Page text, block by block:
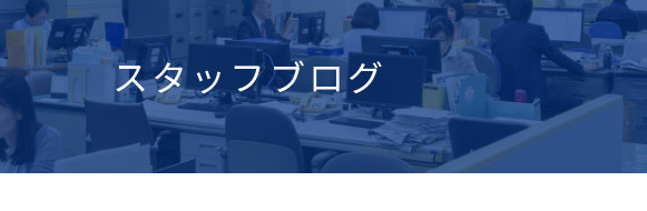
スタッフブログ